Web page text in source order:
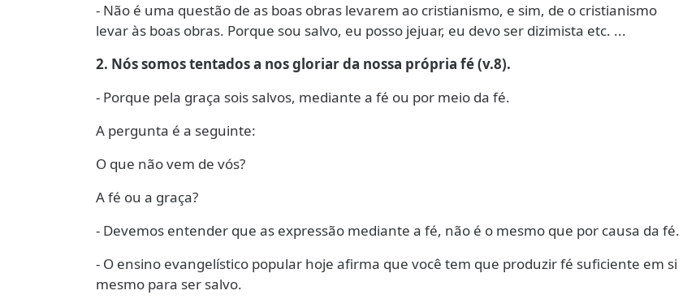
- Não é uma questão de as boas obras levarem ao cristianismo, e sim, de o cristianismo
levar às boas obras. Porque sou salvo, eu posso jejuar, eu devo ser dizimista etc. ...
2. Nós somos tentados a nos gloriar da nossa própria fé (v.8).
- Porque pela graça sois salvos, mediante a fé ou por meio da fé.
A pergunta é a seguinte:
O que não vem de vós?
A fé ou a graça?
- Devemos entender que as expressão mediante a fé, não é o mesmo que por causa da fé.
- O ensino evangelístico popular hoje afirma que você tem que produzir fé suficiente em si
mesmo para ser salvo.